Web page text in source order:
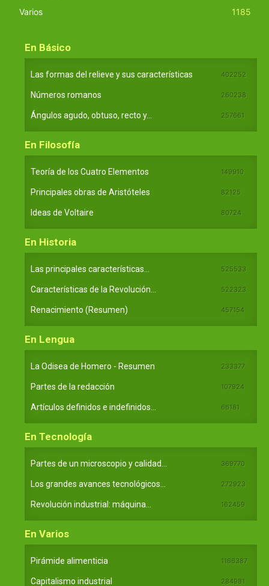
Varios
1185
En Básico
Las formas del relieve y sus características 402252
Números romanos 260238
Ángulos agudo, obtuso, recto y... 257661
En Filosofía
Teoría de los Cuatro Elementos 149910
Principales obras de Aristóteles 82125
Ideas de Voltaire 80724
En Historia
Las principales características... 525533
Características de la Revolución... 522323
Renacimiento (Resumen) 457154
En Lengua
La Odisea de Homero - Resumen 233377
Partes de la redacción 107924
Artículos definidos e indefinidos... 66181
En Tecnología
Partes de un microscopio y calidad... 369770
Los grandes avances tecnológicos... 272923
Revolución industrial: máquina... 162459
En Varios
Pirámide alimenticia 1166387
Capitalismo industrial 284981